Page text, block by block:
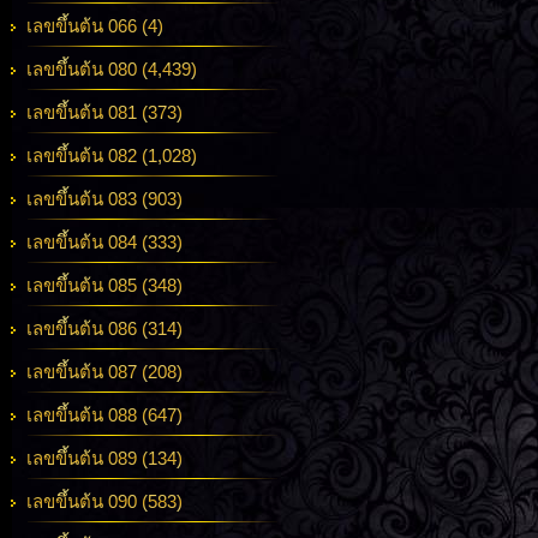
เลขขึ้นต้น 066 (4)
เลขขึ้นต้น 080 (4,439)
เลขขึ้นต้น 081 (373)
เลขขึ้นต้น 082 (1,028)
เลขขึ้นต้น 083 (903)
เลขขึ้นต้น 084 (333)
เลขขึ้นต้น 085 (348)
เลขขึ้นต้น 086 (314)
เลขขึ้นต้น 087 (208)
เลขขึ้นต้น 088 (647)
เลขขึ้นต้น 089 (134)
เลขขึ้นต้น 090 (583)